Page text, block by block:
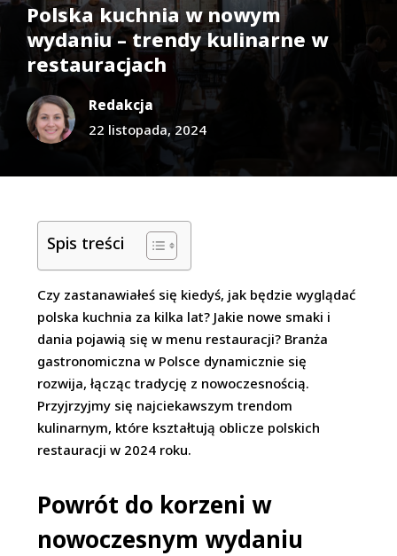
Polska kuchnia w nowym
wydaniu – trendy kulinarne w
restauracjach
Redakcja
22 listopada, 2024
Spis treści
Czy zastanawiałeś się kiedyś, jak będzie wyglądać
polska kuchnia za kilka lat? Jakie nowe smaki i
dania pojawią się w menu restauracji? Branża
gastronomiczna w Polsce dynamicznie się
rozwija, łącząc tradycję z nowoczesnością.
Przyjrzyjmy się najciekawszym trendom
kulinarnym, które kształtują oblicze polskich
restauracji w 2024 roku.
Powrót do korzeni w
nowoczesnym wydaniu